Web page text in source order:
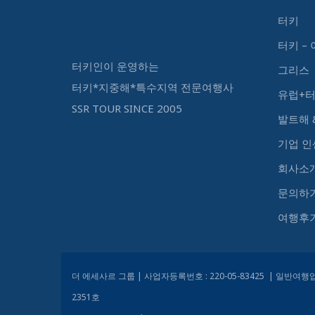
터키인이 운영하는
터키*지중해*특수지역 전문여행사
SSR TOUR SINCE 2005
터키
터키 –
그리스
유럽+
발트해
기업 인
회사소
문의하
여행후
더 에세사르 그룹 | 사업자등록번호 : 220-05-83425 | 일반여행
2351호